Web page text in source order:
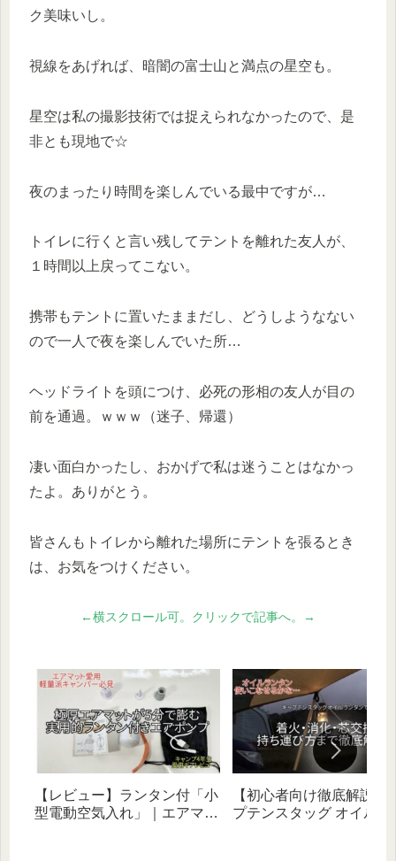
ク美味いし。
視線をあげれば、暗闇の富士山と満点の星空も。
星空は私の撮影技術では捉えられなかったので、是
非とも現地で☆
夜のまったり時間を楽しんでいる最中ですが…
トイレに行くと言い残してテントを離れた友人が、
１時間以上戻ってこない。
携帯もテントに置いたままだし、どうしようなない
ので一人で夜を楽しんでいた所…
ヘッドライトを頭につけ、必死の形相の友人が目の
前を通過。ｗｗｗ（迷子、帰還）
凄い面白かったし、おかげで私は迷うことはなかっ
たよ。ありがとう。
皆さんもトイレから離れた場所にテントを張るとき
は、お気をつけください。
←横スクロール可。クリックで記事へ。→
【レビュー】ランタン付「小
型電動空気入れ」｜エアマッ
【初心者向け徹底解説】
プテンスタッグ オイルラ